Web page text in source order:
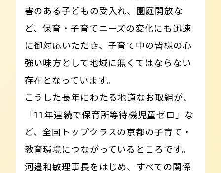
害のある子どもの受入れ、園庭開放な
ど、保育・子育てニーズの変化にも迅速
に御対応いただき、子育て中の皆様の心
強い味方として地域に無くてはならない
存在となっています。
こうした長年にわたる地道なお取組が、
「11年連続で保育所等待機児童ゼロ」な
ど、全国トップクラスの京都の子育て・
教育環境につながっているところです。
河邉和敏理事長をはじめ、すべての関係